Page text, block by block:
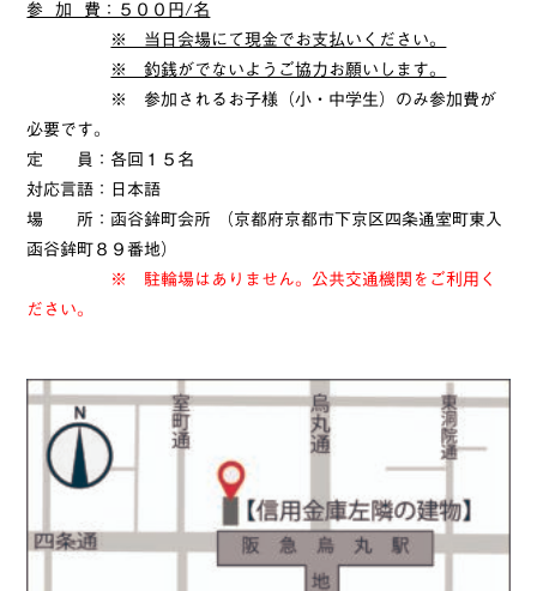
参 加 費：５００円/名
※ 当日会場にて現金でお支払いください。
※ 釣銭がでないようご協力お願いします。
※ 参加されるお子様（小・中学生）のみ参加費が
必要です。
定 員：各回１５名
対応言語：日本語
場 所：函谷鉾町会所 （京都府京都市下京区四条通室町東入
函谷鉾町８９番地）
※ 駐輪場はありません。公共交通機関をご利用く
ださい。